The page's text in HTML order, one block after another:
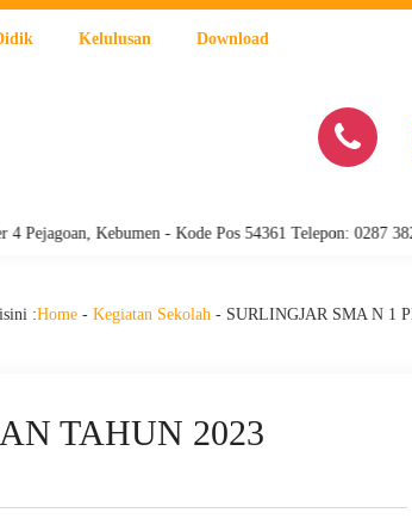
Kelulusan Download
Kebumen - Kode Pos 54361 Telepon: 0287 382022
:Home- Kegiatan Sekolah- SURLINGJAR SMA N 1
TAHUN 2023